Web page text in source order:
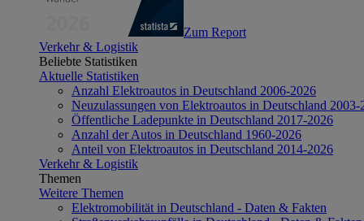
Zum Report
Verkehr & Logistik
Beliebte Statistiken
Aktuelle Statistiken
Anzahl Elektroautos in Deutschland 2006-2026
Neuzulassungen von Elektroautos in Deutschland 2003-
Öffentliche Ladepunkte in Deutschland 2017-2026
Anzahl der Autos in Deutschland 1960-2026
Anteil von Elektroautos in Deutschland 2014-2026
Verkehr & Logistik
Themen
Weitere Themen
Elektromobilität in Deutschland - Daten & Fakten